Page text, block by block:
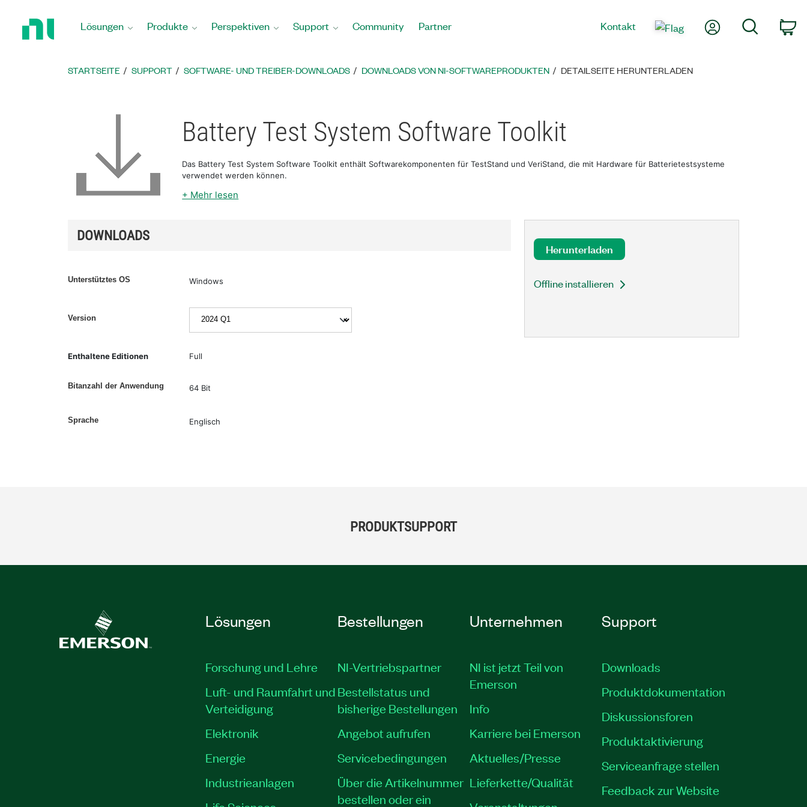
Startseite
Lösungen Produkte Perspektiven Support Community Partner Kontakt Mein KontoSuche
STARTSEITE SUPPORT SOFTWARE- UND TREIBER-DOWNLOADS DOWNLOADS VON NI-SOFTWAREPRODUKTEN DETAILSEITE HERUNTERLADEN
Battery Test System Software Toolkit
Das Battery Test System Software Toolkit enthält Softwarekomponenten für TestStand und VeriStand, die mit Hardware für Batterietestsysteme
verwendet werden können.
+ Mehr lesen
DOWNLOADS
Unterstütztes OS Windows
Version
Enthaltene Editionen Full
Bitanzahl der Anwendung 64 Bit
Sprache Englisch
Herunterladen
Offline installieren
PRODUKTSUPPORT
Lösungen
Forschung und Lehre
Luft- und Raumfahrt und
Verteidigung
Elektronik
Energie
Industrieanlagen
Bestellungen
NI-Vertriebspartner
Bestellstatus und
bisherige Bestellungen
Angebot aufrufen
Servicebedingungen
Über die Artikelnummer
bestellen oder ein
Unternehmen
NI ist jetzt Teil von
Emerson
Info
Karriere bei Emerson
Aktuelles/Presse
Lieferkette/Qualität
Support
Downloads
Produktdokumentation
Diskussionsforen
Produktaktivierung
Serviceanfrage stellen
Feedback zur Website